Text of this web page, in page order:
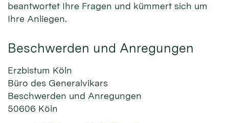
beantwortet Ihre Fragen und kümmert sich um
Ihre Anliegen.
Beschwerden und Anregungen
Erzbistum Köln
Büro des Generalvikars
Beschwerden und Anregungen
50606 Köln